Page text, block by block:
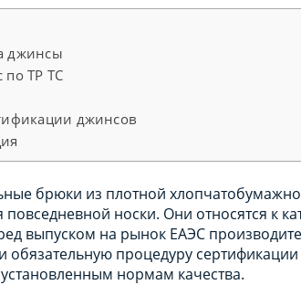
джинсы
по ТР ТС
джинсов
брюки из плотной
носки. Они относятся к
выпуском на рынок ЕАЭС
процедуру
установленным нормам качества.